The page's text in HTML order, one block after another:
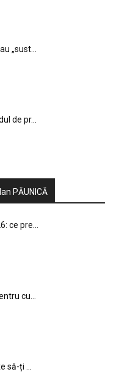
„sust...
de pr...
PĂUNICĂ
ce pre...
cu...
să-ți ...